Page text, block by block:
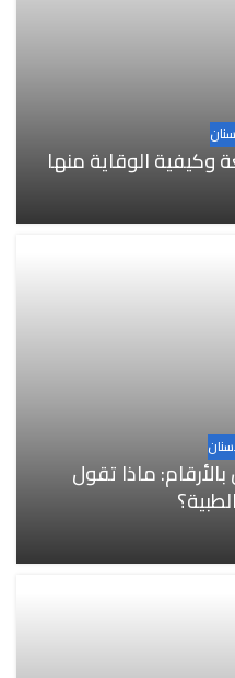
وكيفية الوقاية منها
ماذا تقول